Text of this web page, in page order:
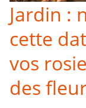
Jardin :
cette
vos
des